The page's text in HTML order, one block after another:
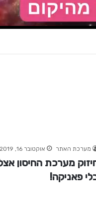
מערכת האתר אוקטובר 16, 2019
מערכת החיסון
פאניקה!